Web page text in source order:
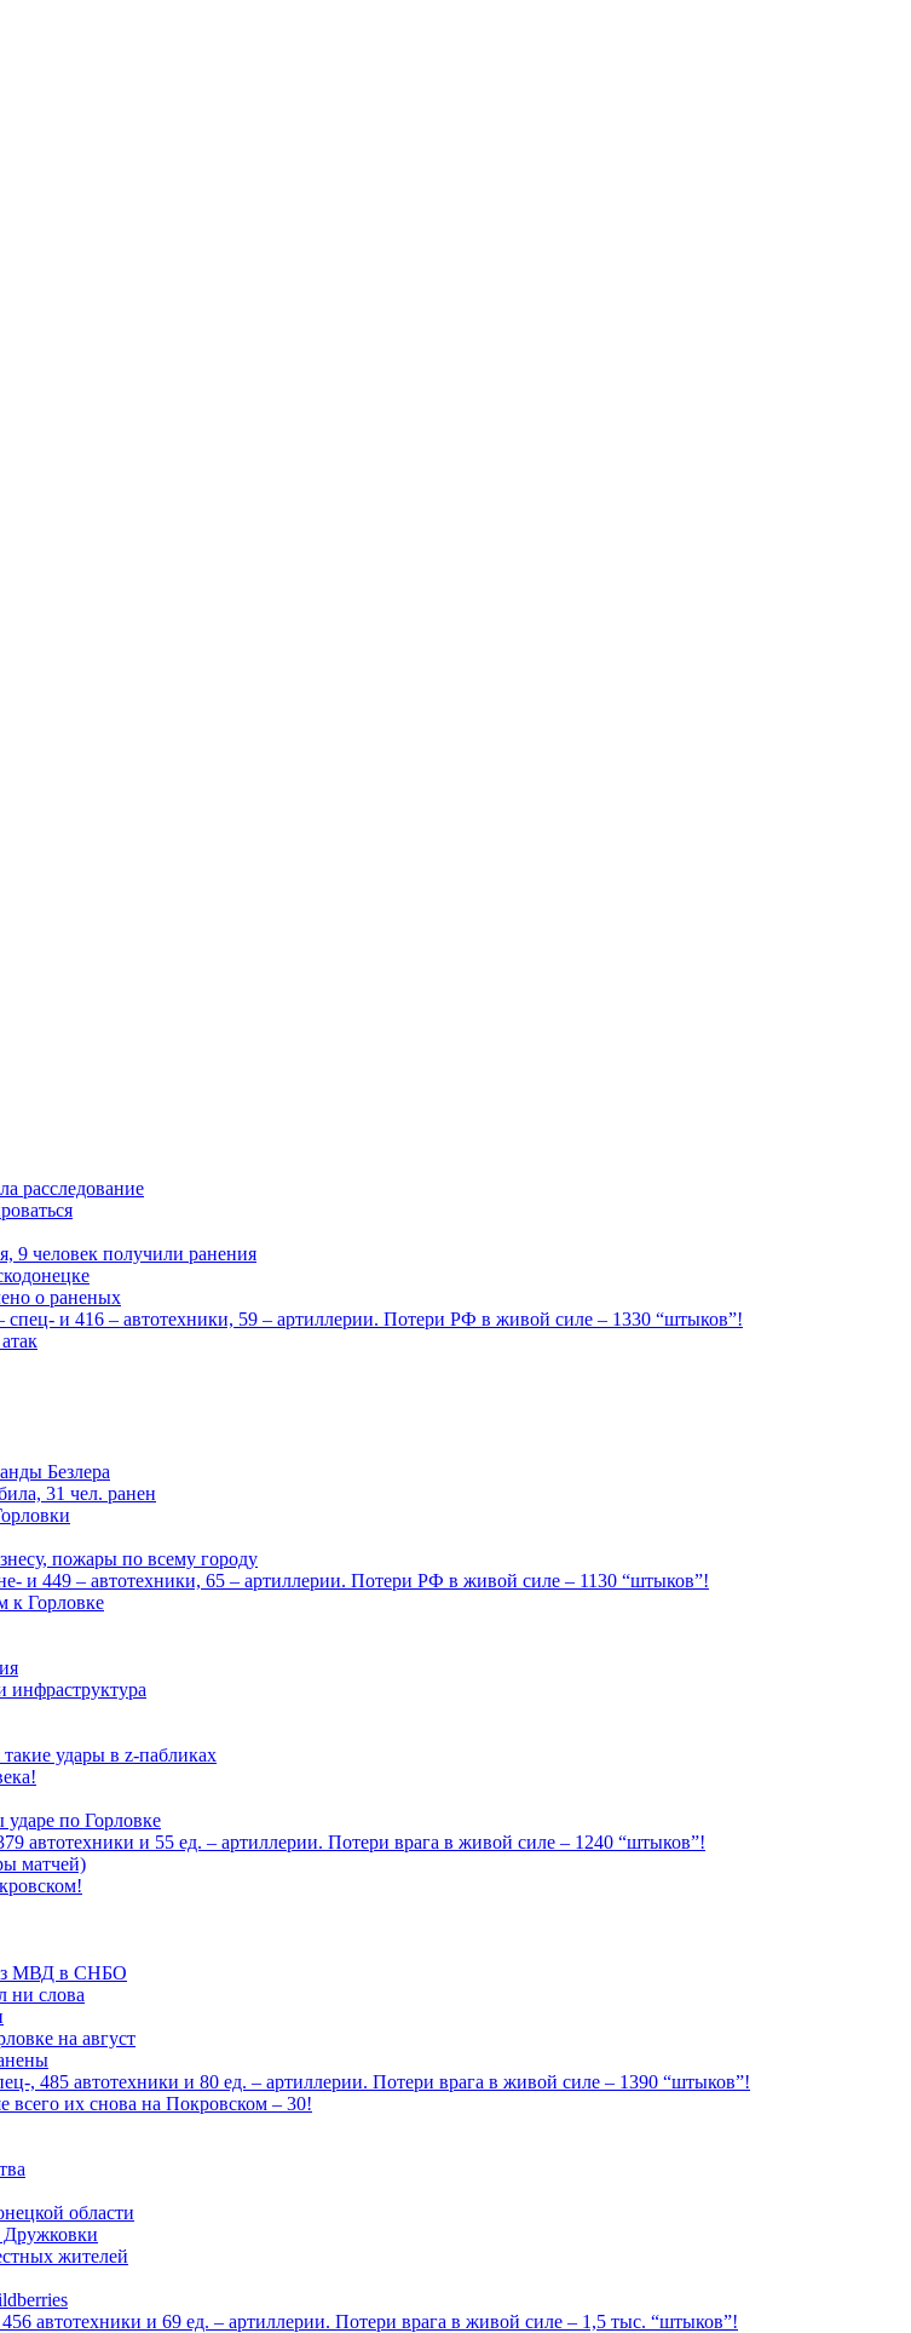
расследование
9 человек получили ранения
о раненых
и 416 – автотехники, 59 – артиллерии. Потери РФ в живой силе – 1330 “штыков”!
Безлера
31 чел. ранен
пожары по всему городу
449 – автотехники, 65 – артиллерии. Потери РФ в живой силе – 1130 “штыков”!
к Горловке
удары в z-пабликах
ударе по Горловке
и 55 ед. – артиллерии. Потери врага в живой силе – 1240 “штыков”!
матчей)
МВД в СНБО
ни слова
на август
485 автотехники и 80 ед. – артиллерии. Потери врага в живой силе – 1390 “штыков”!
всего их снова на Покровском – 30!
области
Дружковки
жителей
автотехники и 69 ед. – артиллерии. Потери врага в живой силе – 1,5 тыс. “штыков”!